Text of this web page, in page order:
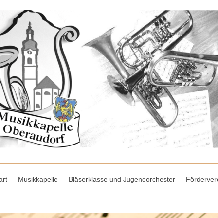
Musikkapelle Bläserklasse und Jugendorchester